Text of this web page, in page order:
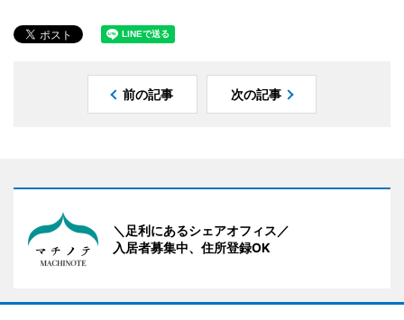
前の記事 次の記事
＼足利にあるシェアオフィス／
入居者募集中、住所登録OK